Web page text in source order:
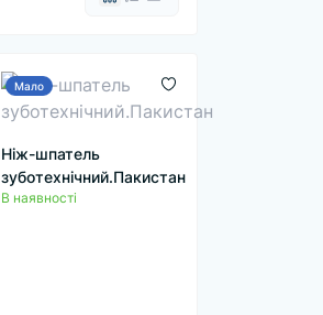
Мало
Ніж-шпатель
зуботехнічний.Пакистан
В наявності